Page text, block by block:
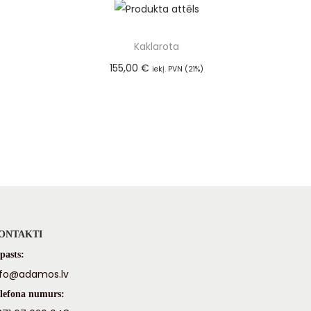
Kaklarota
155,00€ iekļ. PVN (21%)
numurs: